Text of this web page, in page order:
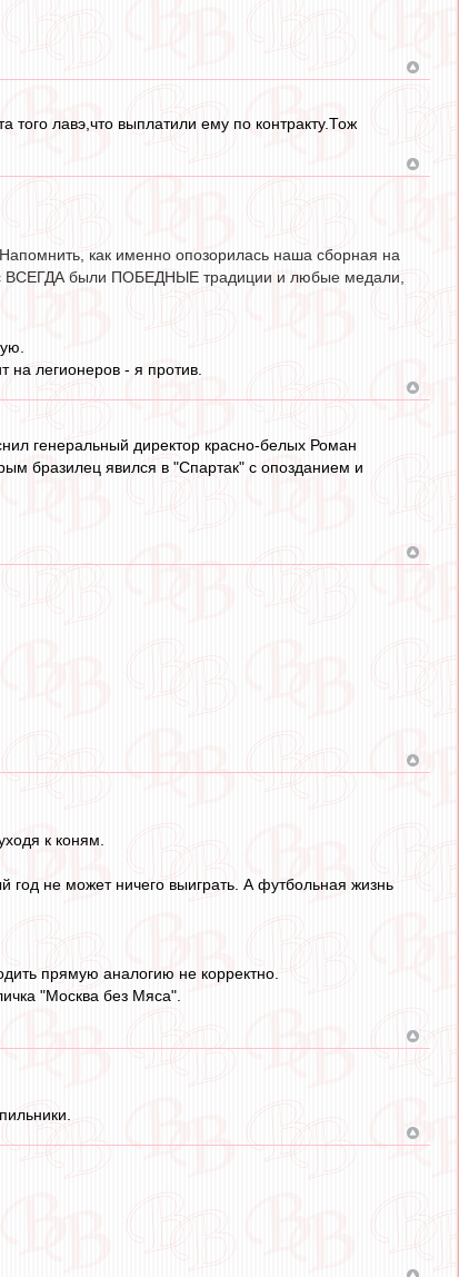
лавэ,что выплатили ему по контракту.Тож
как именно опозорилась наша сборная на
ВСЕГДА были ПОБЕДНЫЕ традиции и любые медали,
легионеров - я против.
генеральный директор красно-белых Роман
бразилец явился в "Спартак" с опозданием и
к коням.
не может ничего выиграть. А футбольная жизнь
прямую аналогию не корректно.
"Москва без Мяса".